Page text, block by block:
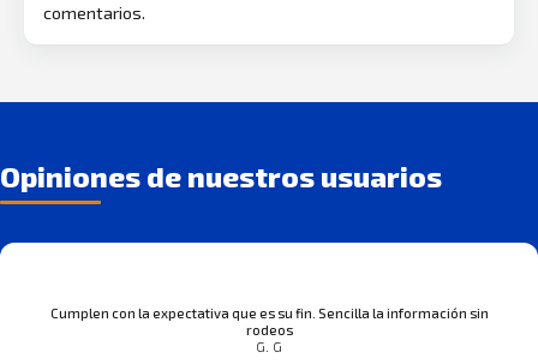
comentarios.
Opiniones de nuestros usuarios
Cumplen con la expectativa que es su fin. Sencilla la información sin
rodeos
G. G